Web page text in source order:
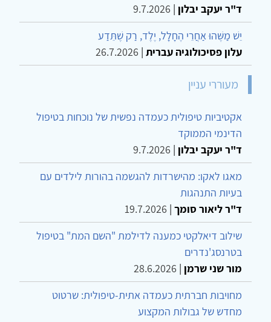
ד"ר יעקב יבלון |
9.7.2026
יֵשׁ מַשֶּׁהוּ אַחֲרֵי הֶחָלָל, יֶלֶד, רַק שֶׁתֵּדַע
עלון פסיכולוגיה עברית |
26.7.2026
מעוררי עניין
אקטיביות טיפולית כעמדה נפשית של נוכחות בטיפול
הדינמי הממוקד
ד"ר יעקב יבלון |
9.7.2026
מאגו לאקו: מהישרדות להגשמה בהורות לילדים עם
בעיות התנהגות
ד"ר ליאור סומך |
19.7.2026
שילוב דיאלקטי כמענה לדילמת "השם המת" בטיפול
בטרנסג'נדרים
מור שני שרמן |
28.6.2026
מחויבות חברתית כעמדה אתית-טיפולית: שרטוט
מחדש של גבולות המקצוע